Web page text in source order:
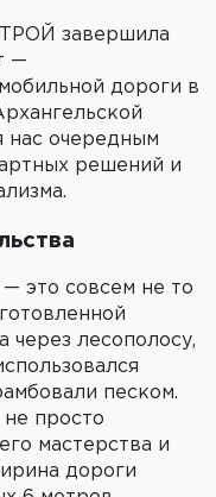
завершила
—
дороги в
нас очередным
решений и
это совсем не то
через лесополосу,
песком.
не просто
мастерства и
дороги